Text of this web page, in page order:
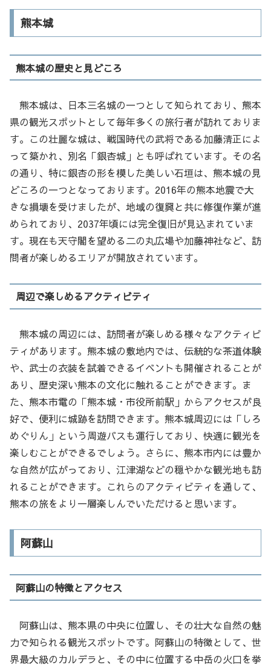
熊本城
熊本城の歴史と見どころ
熊本城は、日本三名城の一つとして知られており、熊本
県の観光スポットとして毎年多くの旅行者が訪れておりま
す。この壮麗な城は、戦国時代の武将である加藤清正によ
って築かれ、別名「銀杏城」とも呼ばれています。その名
の通り、特に銀杏の形を模した美しい石垣は、熊本城の見
どころの一つとなっております。2016年の熊本地震で大
きな損壊を受けましたが、地域の復興と共に修復作業が進
められており、2037年頃には完全復旧が見込まれていま
す。現在も天守閣を望める二の丸広場や加藤神社など、訪
問者が楽しめるエリアが開放されています。
周辺で楽しめるアクティビティ
熊本城の周辺には、訪問者が楽しめる様々なアクティビ
ティがあります。熊本城の敷地内では、伝統的な茶道体験
や、武士の衣装を試着できるイベントも開催されることが
あり、歴史深い熊本の文化に触れることができます。ま
た、熊本市電の「熊本城・市役所前駅」からアクセスが良
好で、便利に城跡を訪問できます。熊本城周辺には「しろ
めぐりん」という周遊バスも運行しており、快適に観光を
楽しむことができるでしょう。さらに、熊本市内には豊か
な自然が広がっており、江津湖などの穏やかな観光地も訪
れることができます。これらのアクティビティを通して、
熊本の旅をより一層楽しんでいただけると思います。
阿蘇山
阿蘇山の特徴とアクセス
阿蘇山は、熊本県の中央に位置し、その壮大な自然の魅
力で知られる観光スポットです。阿蘇山の特徴として、世
界最大級のカルデラと、その中に位置する中岳の火口を挙